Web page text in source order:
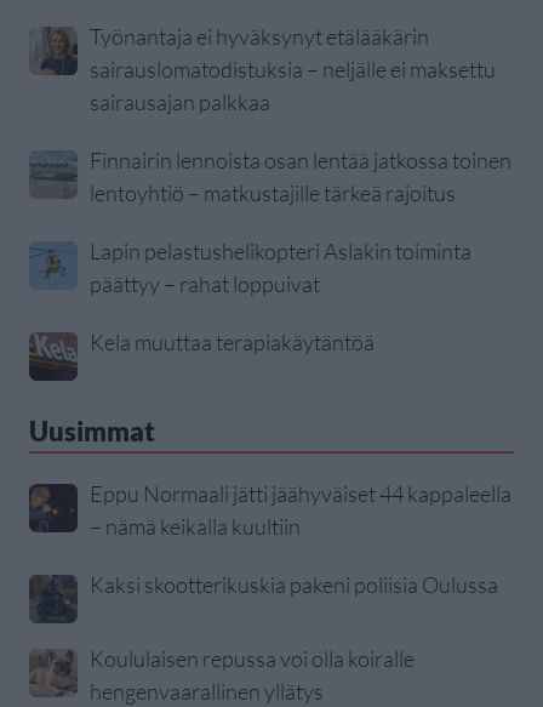
Työnantaja ei hyväksynyt etälääkärin
sairauslomatodistuksia – neljälle ei maksettu
sairausajan palkkaa
Finnairin lennoista osan lentää jatkossa toinen
lentoyhtiö – matkustajille tärkeä rajoitus
Lapin pelastushelikopteri Aslakin toiminta
päättyy – rahat loppuivat
Kela muuttaa terapiakäytäntöä
Uusimmat
Eppu Normaali jätti jäähyväiset 44 kappaleella
– nämä keikalla kuultiin
Kaksi skootterikuskia pakeni poliisia Oulussa
Koululaisen repussa voi olla koiralle
hengenvaarallinen yllätys